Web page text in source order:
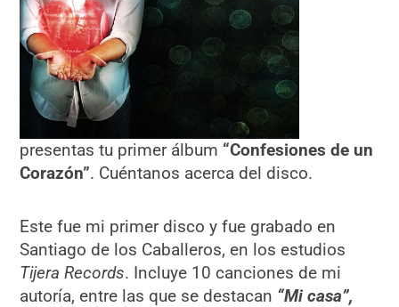
presentas tu primer álbum “Confesiones de un
Corazón”. Cuéntanos acerca del disco.
Este fue mi primer disco y fue grabado en
Santiago de los Caballeros, en los estudios
Tijera Records. Incluye 10 canciones de mi
autoría, entre las que se destacan “Mi casa”,